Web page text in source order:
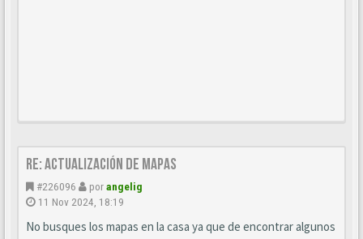
Re: Actualización de mapas
#226096 porangelig
11 Nov 2024, 18:19
No busques los mapas en la casa ya que de encontrar algunos